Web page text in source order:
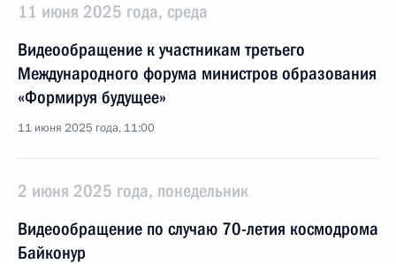
11 июня 2025 года, среда
Видеообращение к участникам третьего
Международного форума министров образования
«Формируя будущее»
11 июня 2025 года, 11:00
2 июня 2025 года, понедельник
Видеообращение по случаю 70-летия космодрома
Байконур